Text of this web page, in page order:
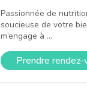
Passionnée de
soucieuse de votre
m’engage à ...
Prendre rendez-